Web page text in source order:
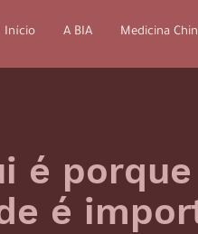
Início A BIA Medicina
é
é